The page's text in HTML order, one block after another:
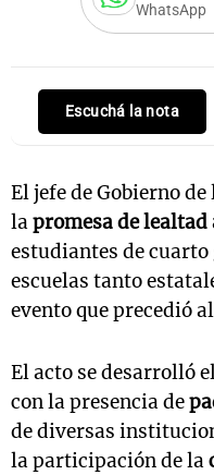
WhatsApp
Escuchá la nota
El jefe de Gobierno
lapromesa de lealtad
estudiantes de
escuelas tanto
evento que precedió
El acto se desarrolló
con la presencia de
de diversas
la participación de la